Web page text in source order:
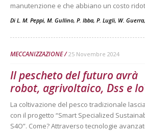
manutenzione e che abbiano un costo
Di L. M. Peppi, M. Gullino, P. Ibba, P. Lugli, W.
MECCANIZZAZIONE 25 Novembre 2024
Il pescheto del futuro avrà
robot, agrivoltaico, Dss e
La coltivazione del pesco tradizionale
con il progetto “Smart Specialized
S4O”. Come? Attraverso tecnologie